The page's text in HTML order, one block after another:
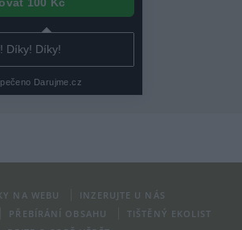
NA WEBU
INZERUJTE U NÁS
PŘEBÍRÁNÍ OBSAHU
TIŠTĚNÝ EKOLIST